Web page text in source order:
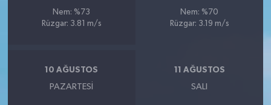
Nem: %73
Rüzgar: 3.81 m/s
Nem: %70
Rüzgar: 3.19 m/s
10 AĞUSTOS
PAZARTESI
11 AĞUSTOS
SALI